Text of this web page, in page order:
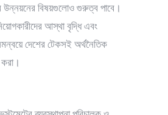
উন্নয়নের বিষয়গুলোও গুরুত্ব পাবে।
আস্থা বৃদ্ধি এবং
দেশের টেকসই অর্থনৈতিক